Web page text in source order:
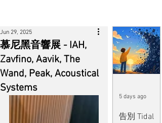
慕尼黑音響展 - IAH,
Zavfino, Aavik, The
Wand, Peak, Acoustical
Systems
Jun 29, 2025
告別 Tidal
5 days ago